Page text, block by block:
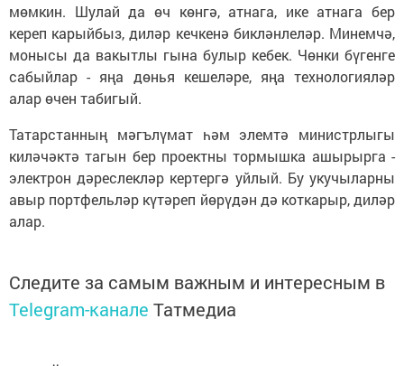
мөмкин. Шулай да өч көнгә, атнага, ике атнага бер
кереп карыйбыз, диләр кечкенә бикләнлеләр. Минемчә,
монысы да вакытлы гына булыр кебек. Чөнки бүгенге
сабыйлар - яңа дөнья кешеләре, яңа технологияләр
алар өчен табигый.
Татарстанның мәгълүмат һәм элемтә министрлыгы
киләчәктә тагын бер проектны тормышка ашырырга -
электрон дәреслекләр кертергә уйлый. Бу укучыларны
авыр портфельләр күтәреп йөрүдән дә коткарыр, диләр
алар.
Следите за самым важным и интересным в
Telegram-канале Татмедиа